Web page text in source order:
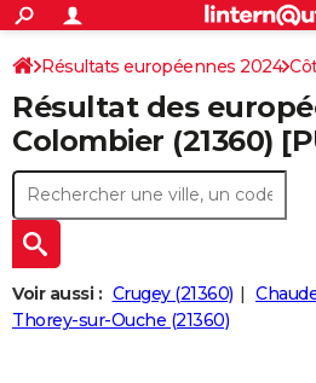
ACTUALITÉS
Politique
Société
Faits Divers
Education
Monde
Villes
+
SPORT
Coupe du monde 2026
Football
Tennis
Cyclisme
Rugby
Forum
CULTURE
Programme TV
TNT
Streaming
Cinéma
Sorties cinéma
Musique
+
FINANCE
Retraite
Impôts
Epargne
Immobilier
Risques naturels par ville
Banque
Assurance
Crédit
AUTO
Essais
Réserver un essai
Citadines
Berlines
SUV
Forum auto
+
HIGH-TECH
Mobiles
Meilleur smartphone
Internet
Ordinateurs
Jeux vidéo
Guide high-tech
+
BRICOLAGE
S'inscrire
Connexion
Résultats européennes 2024
Résultat des
Colombier (21360)
Voir aussi : Crugey (21360)
Thorey-sur-Ouche (21360)